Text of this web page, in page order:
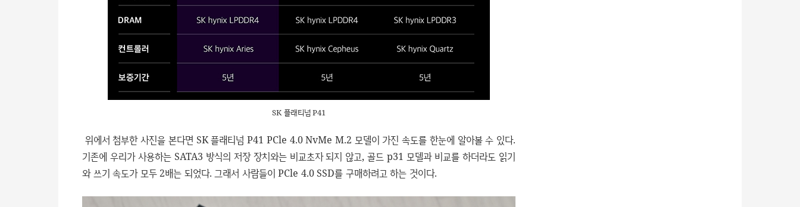
SK 플래티넘 P41
위에서 첨부한 사진을 본다면 SK 플래티넘 P41 PCle 4.0 NvMe M.2 모델이 가진 속도를 한눈에 알아볼 수 있다.
기존에 우리가 사용하는 SATA3 방식의 저장 장치와는 비교초자 되지 않고, 골드 p31 모델과 비교를 하더라도 읽기
와 쓰기 속도가 모두 2배는 되었다. 그래서 사람들이 PCle 4.0 SSD를 구매하려고 하는 것이다.